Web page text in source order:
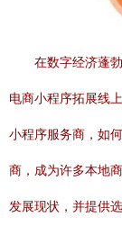
在数字经济蓬
电商小程序拓展线
小程序服务商，如
商，成为许多本地
发展现状，并提供